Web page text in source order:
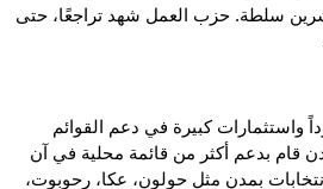
سلطة. حزب العمل شهد تراجعًا، حتى
واستثمارات كبيرة في دعم القوائم
قام بدعم أكثر من قائمة محلية في آن
بمدن مثل حولون، عكا، رحوبوت،